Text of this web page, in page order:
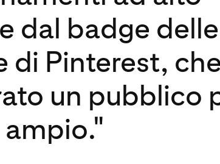
dal badge delle
di Pinterest, che
un pubblico
ampio."